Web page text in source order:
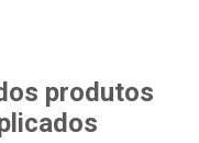
produtos